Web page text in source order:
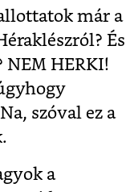
már a
És
HERKI!
szóval ez a
a